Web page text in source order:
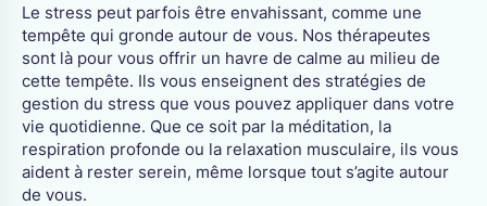
Le stress peut parfois être envahissant, comme une
tempête qui gronde autour de vous. Nos thérapeutes
sont là pour vous offrir un havre de calme au milieu de
cette tempête. Ils vous enseignent des stratégies de
gestion du stress que vous pouvez appliquer dans votre
vie quotidienne. Que ce soit par la méditation, la
respiration profonde ou la relaxation musculaire, ils vous
aident à rester serein, même lorsque tout s’agite autour
de vous.